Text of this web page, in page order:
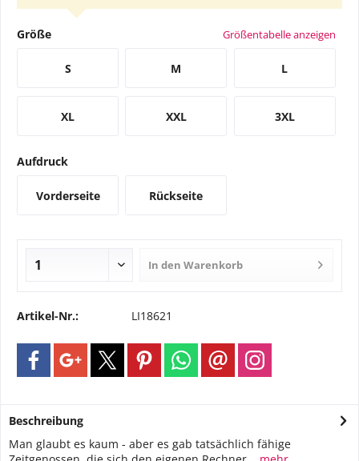
Größe Größentabelle anzeigen
S M L
XL XXL 3XL
Aufdruck
Vorderseite Rückseite
In den Warenkorb
Artikel-Nr.: LI18621
Beschreibung
Man glaubt es kaum - aber es gab tatsächlich fähige